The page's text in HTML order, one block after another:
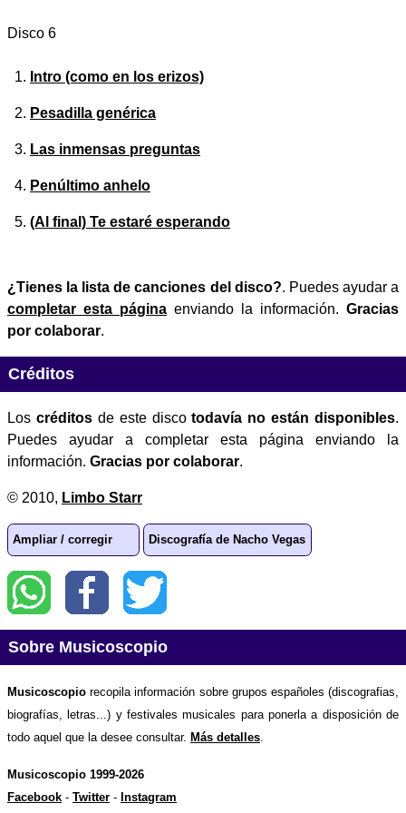
Disco 6
Intro (como en los erizos)
Pesadilla genérica
Las inmensas preguntas
Penúltimo anhelo
(Al final) Te estaré esperando
¿Tienes la lista de canciones del disco?. Puedes ayudar a
completar esta página enviando la información. Gracias
por colaborar.
Créditos
Los créditosde este discotodavía no están disponibles.
Puedes ayudar a completar esta página enviando la
información. Gracias por colaborar.
© 2010, Limbo Starr
Ampliar / corregir Discografía de Nacho Vegas
Sobre Musicoscopio
Musicoscopio recopila información sobre grupos españoles (discografias,
biografías, letras...) y festivales musicales para ponerla a disposición de
todo aquel que la desee consultar. Más detalles
Musicoscopio 1999-2026
Facebook - Twitter - Instagram